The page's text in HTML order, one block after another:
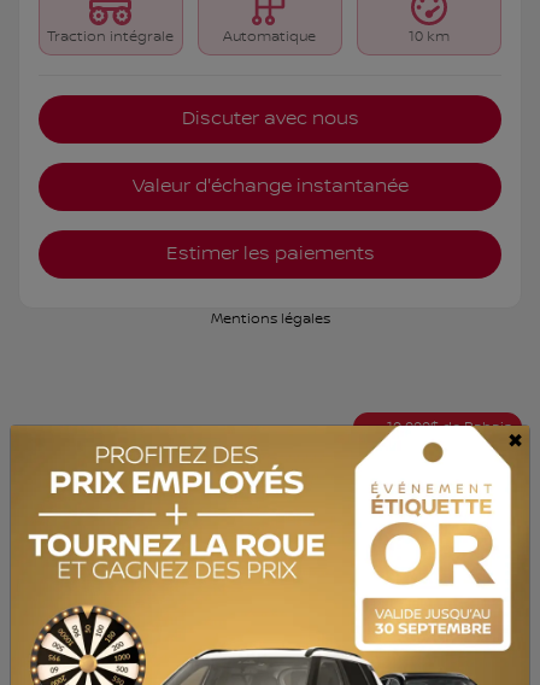
Traction intégrale Automatique 10 km
Discuter avec nous
Valeur d'échange instantanée
Estimer les paiements
Mentions légales
10 000$de Rabais×